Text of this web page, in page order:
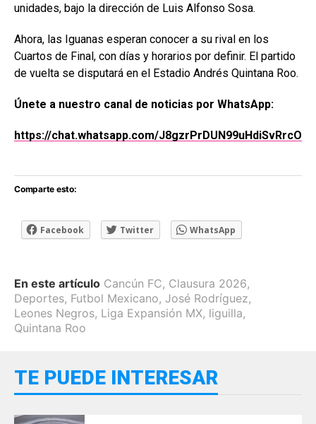
unidades, bajo la dirección de Luis Alfonso Sosa.
Ahora, las Iguanas esperan conocer a su rival en los
Cuartos de Final, con días y horarios por definir. El partido
de vuelta se disputará en el Estadio Andrés Quintana Roo.
Únete a nuestro canal de noticias por WhatsApp:
https://chat.whatsapp.com/J8gzrPrDUN99uHdiSvRrcO
Comparte esto:
Facebook Twitter WhatsApp
En este artículo Cancún FC, Clausura 2026,
Deportes, Futbol Mexicano, José Rodríguez,
Leones Negros, Liga Expansión MX, liguilla,
Quintana Roo
TE PUEDE INTERESAR